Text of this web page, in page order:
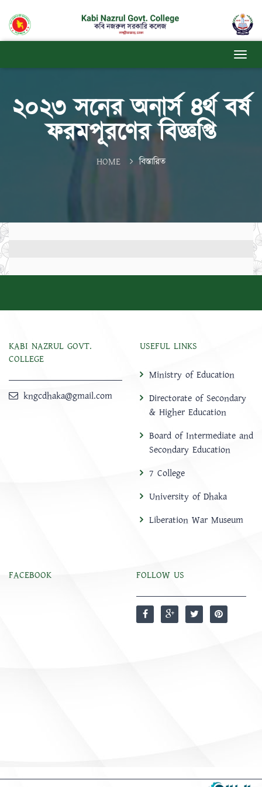
২০২৩ সনের অনার্স ৪র্থ বর্ষ
ফরমপূরণের বিজ্ঞপ্তি
HOME বিস্তারিত
KABI NAZRUL GOVT.
COLLEGE
kngcdhaka@gmail.com
USEFUL LINKS
Ministry of Education
Directorate of Secondary
& Higher Education
Board of Intermediate and
Secondary Education
7 College
University of Dhaka
Liberation War Museum
FACEBOOK FOLLOW US